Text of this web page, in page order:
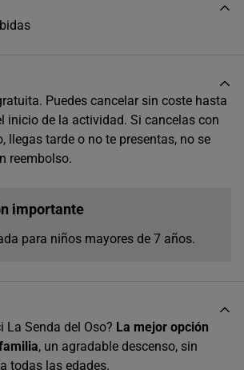
10:00
11:15
12:30
Puedes cancelar sin coste hasta
inicio de la actividad. Si cancelas con
llegas tarde o no te presentas, no se
reembolso.
importante
para niños mayores de 7 años.
La Senda del Oso? La mejor opción
, un agradable descenso, sin
todas las edades.